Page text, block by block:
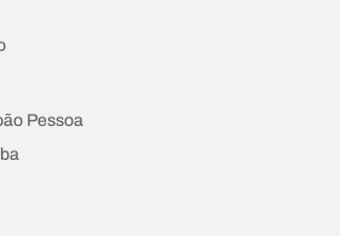
Pessoa